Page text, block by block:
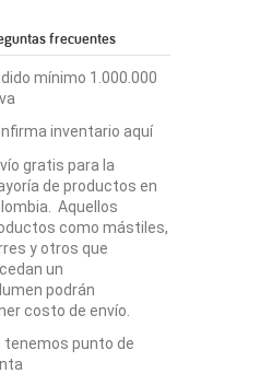
frecuentes
mínimo 1.000.000
inventario aquí
gratis para la
de productos en
Aquellos
como mástiles,
y otros que
un
podrán
costo de envío.
tenemos punto de